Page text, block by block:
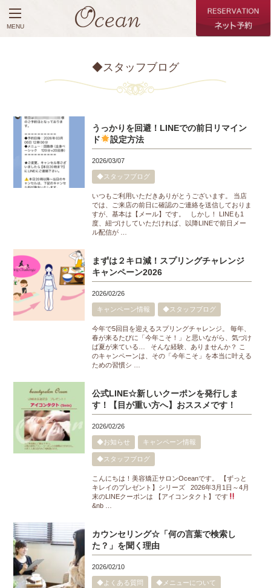
MENU
◆スタッフブログ
うっかりを回避！LINEでの前日リマイン
ド
設定方法
2026/03/07
◆スタッフブログ
いつもご利用いただきありがとうございます。 当店
では、ご来店の前日に確認のご連絡を送信しておりま
すが、基本は【メール】です。 しかし！ LINEも1
度、紐づけしていただければ、以降LINEで前日メー
ル配信が …
まずは２キロ減！スプリングチャレンジ
キャンペーン2026
2026/02/26
キャンペーン情報 ◆スタッフブログ
今年で5回目を迎えるスプリングチャレンジ。 毎年、
春が来るたびに「今年こそ！」と思いながら、気づけ
ば夏が来ている… そんな経験、ありませんか？ こ
のキャンペーンは、その「今年こそ」を本当に叶える
ための習慣シ …
公式LINE☆新しいクーポンを発行しま
す！【目が重い方へ】おススメです！
2026/02/26
◆お知らせ キャンペーン情報
◆スタッフブログ
こんにちは！美容矯正サロンOceanです。 【ずっと
キレイのプレゼント】シリーズ 2026年3月1日～4月
末のLINEクーポンは 【アイコンタクト】です
&nb …
カウンセリング☆「何の言葉で検索し
た？」を聞く理由
2026/02/10
◆よくある質問 ◆メニューについて